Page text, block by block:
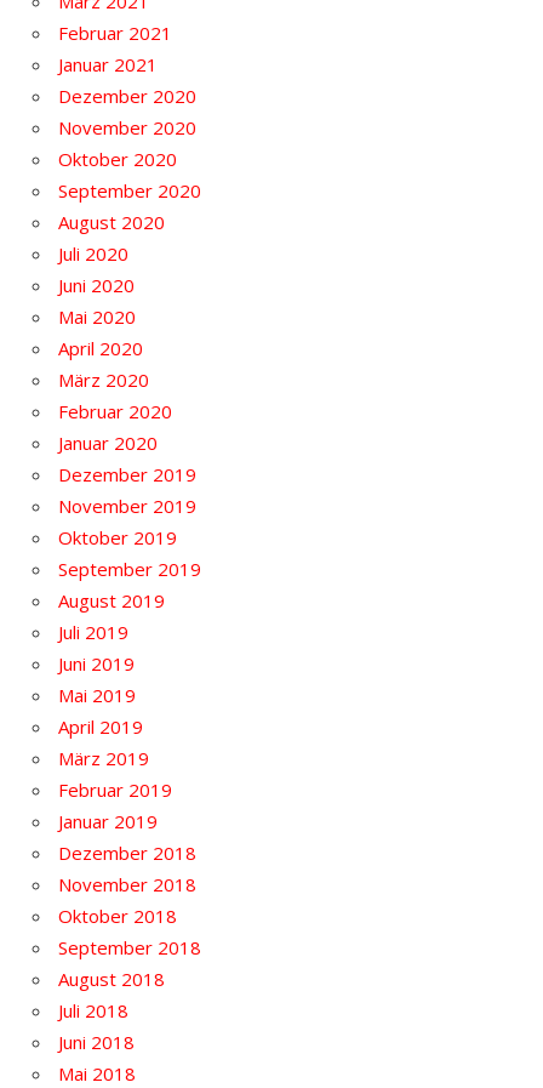
Februar 2021
Januar 2021
Dezember 2020
November 2020
Oktober 2020
September 2020
August 2020
Juli 2020
Juni 2020
Mai 2020
April 2020
März 2020
Februar 2020
Januar 2020
Dezember 2019
November 2019
Oktober 2019
September 2019
August 2019
Juli 2019
Juni 2019
Mai 2019
April 2019
März 2019
Februar 2019
Januar 2019
Dezember 2018
November 2018
Oktober 2018
September 2018
August 2018
Juli 2018
Juni 2018
Mai 2018